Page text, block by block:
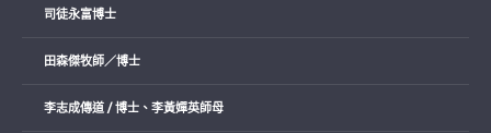
司徒永富博士
田森傑牧師／博士
李志成傳道 / 博士、李黃嬋英師母